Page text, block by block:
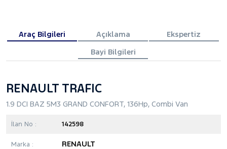
Araç Bilgileri Açıklama
Ekspertiz
Bayi Bilgileri
RENAULT TRAFIC
1.9 DCI BAZ 5M3 GRAND CONFORT, 136Hp, Combi Van
İlan No : 142598
Marka : RENAULT